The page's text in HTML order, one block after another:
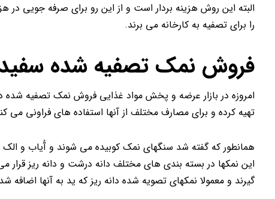
البته این روش هزینه بردار است و از این رو برای صرفه جویی در
را برای تصفیه به کارخانه می برند.
فروش نمک تصفیه شده سفید
امروزه در بازار عرضه و پخش مواد غذایی فروش نمک تصفیه شده
تهیه کرده و برای مصارف مختلف از آنها استفاده های فراونی می
همانطور که گفته شد سنگهای نمک کوبیده می شوند و آُیاب و الک
این نمکها در بسته بندی های مختلف دانه درشت و دانه ریز قرار
گیرند و معمولا نمکهای تصویه شده دانه ریز که ید به آنها اضافه